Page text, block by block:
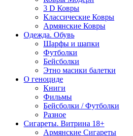
3 D Ковры
Классические Ковры
Армянские Ковры
Одежда. Обувь
Шарфы и шапки
Футболки
Бейсболки
Этно масики балетки
О геноциде
Книги
Фильмы
Бейсболки / Футболки
Разное
Сигареты. Витрина 18+
Армянские Сигареты